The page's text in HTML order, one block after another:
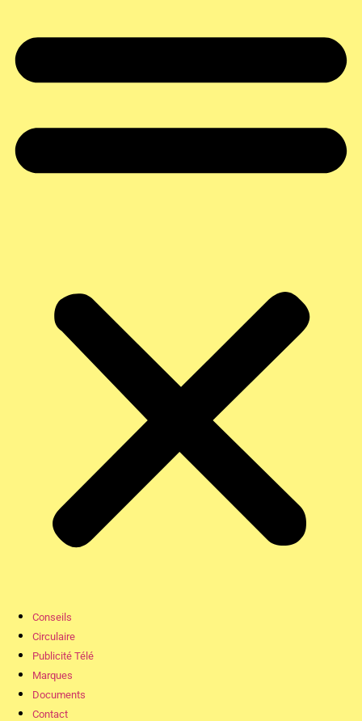
Conseils
Circulaire
Publicité Télé
Marques
Documents
Contact